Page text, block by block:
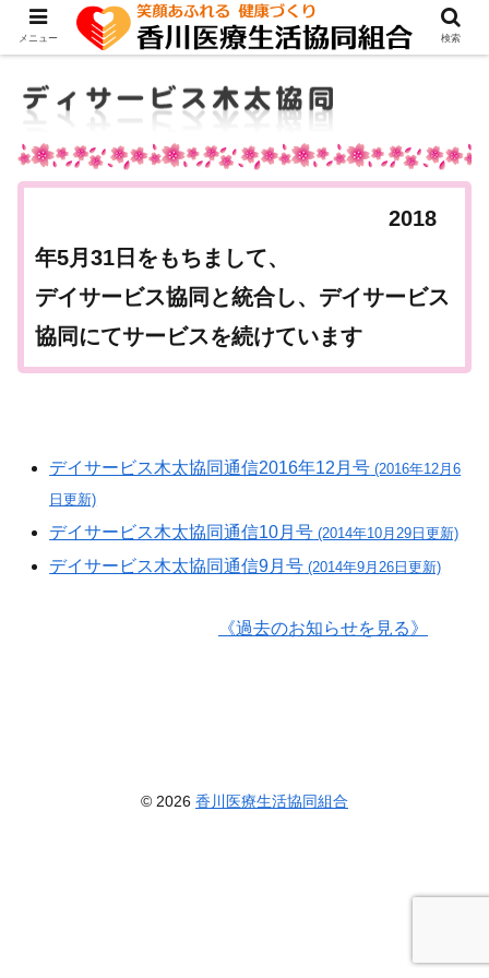
2018
年5月31日をもちまして、
デイサービス協同と統合し、デイサービス
協同にてサービスを続けています
デイサービス木太協同通信2016年12月号 (2016年12月6
日更新)
デイサービス木太協同通信10月号 (2014年10月29日更新)
デイサービス木太協同通信9月号 (2014年9月26日更新)
《過去のお知らせを見る》
© 2026 香川医療生活協同組合
メニュー 検索